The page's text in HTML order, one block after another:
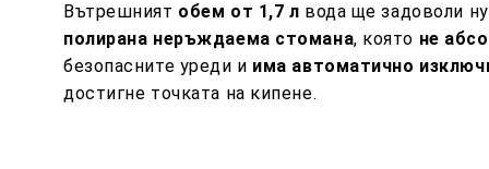
Вътрешният обем от 1,7 л вода ще задоволи
полирана неръждаема стомана, която не
безопасните уреди и има автоматично
достигне точката на кипене.